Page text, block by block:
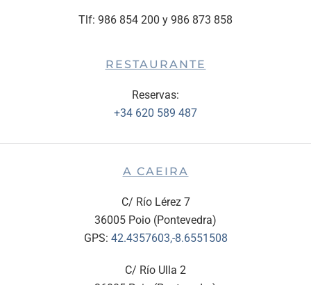
Tlf: 986 854 200 y 986 873 858
RESTAURANTE
Reservas:
+34 620 589 487
A CAEIRA
C/ Río Lérez 7
36005 Poio (Pontevedra)
GPS: 42.4357603,-8.6551508
C/ Río Ulla 2